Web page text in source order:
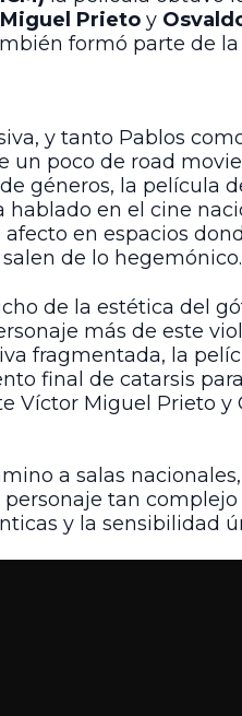
Prieto y
formó parte de
y tanto Pablos
un poco de road
géneros, la película
hablado en el cine
en espacios
de lo hegemónico.
de la estética del
más de este
fragmentada, la
final de catarsis
Víctor Miguel Prieto y
a salas nacionales,
tan
y la sensibilidad